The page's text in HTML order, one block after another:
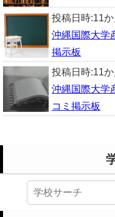
投稿日時:11
沖縄国際大学
掲示板
投稿日時:11
沖縄国際大学
コミ掲示板
検